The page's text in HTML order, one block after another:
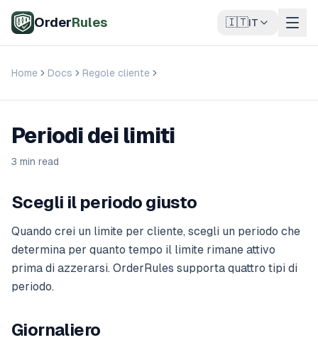
OrderRules 🇮🇹IT
Home Docs Regole cliente
Periodi dei limiti
3 min read
Scegli il periodo giusto
Quando crei un limite per cliente, scegli un periodo che
determina per quanto tempo il limite rimane attivo
prima di azzerarsi. OrderRules supporta quattro tipi di
periodo.
Giornaliero